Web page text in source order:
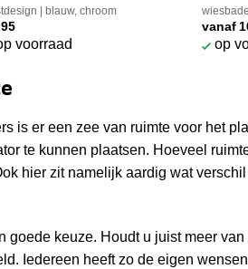
blauw, chroom
voorraad
vanaf
op
Deze
worden
op
de
is er een zee van ruimte voor het
te kunnen plaatsen. Hoeveel
hier zit namelijk aardig wat verschil
keuze. Houdt u juist meer
Iedereen heeft zo de eigen